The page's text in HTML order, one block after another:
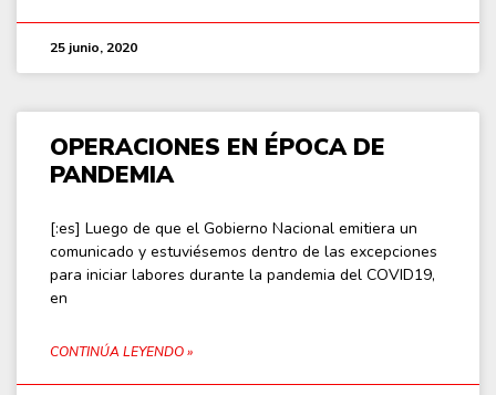
25 junio, 2020
OPERACIONES EN ÉPOCA DE
PANDEMIA
[:es] Luego de que el Gobierno Nacional emitiera un
comunicado y estuviésemos dentro de las excepciones
para iniciar labores durante la pandemia del COVID19,
en
CONTINÚA LEYENDO »